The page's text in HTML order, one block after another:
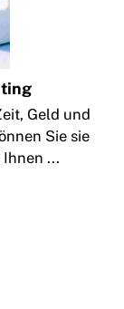
Geld und
Sie sie
...